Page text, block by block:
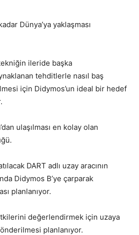
Dünya’ya yaklaşması
ileride başka
tehditlerle nasıl baş
için Didymos’un ideal bir hedef
ulaşılması en kolay olan
DART adlı uzay aracının
Didymos B’ye çarparak
planlanıyor.
değerlendirmek için uzaya
planlanıyor.